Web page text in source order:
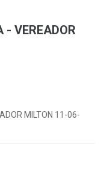
- VEREADOR
MILTON 11-06-